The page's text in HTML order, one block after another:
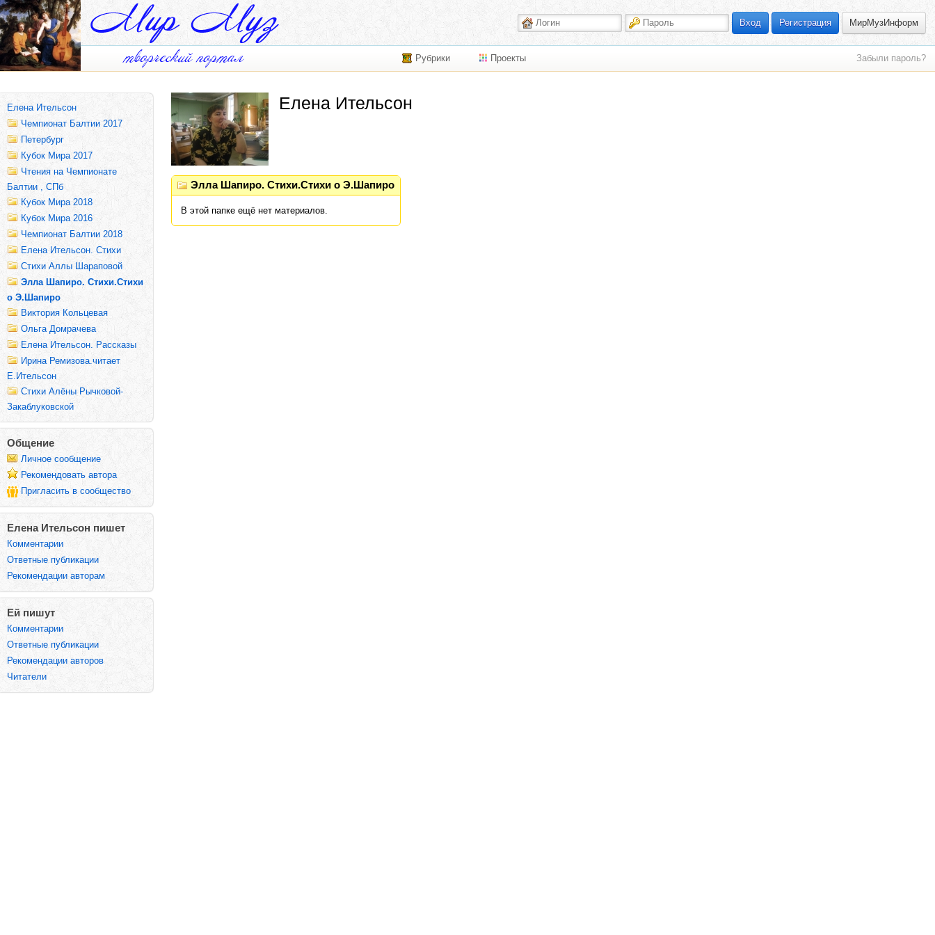
Вход Регистрация МирМузИнформ
Рубрики Проекты Забыли пароль?
Елена Ительсон
Чемпионат Балтии 2017
Петербург
Кубок Мира 2017
Чтения на Чемпионате
Балтии , СПб
Кубок Мира 2018
Кубок Мира 2016
Чемпионат Балтии 2018
Елена Ительсон. Стихи
Стихи Аллы Шараповой
Элла Шапиро. Стихи.Стихи
о Э.Шапиро
Виктория Кольцевая
Ольга Домрачева
Елена Ительсон. Рассказы
Ирина Ремизова.читает
Е.Ительсон
Стихи Алёны Рычковой-
Закаблуковской
Общение
Личное сообщение
Рекомендовать автора
Пригласить в сообщество
Елена Ительсон пишет
Комментарии
Ответные публикации
Рекомендации авторам
Ей пишут
Комментарии
Ответные публикации
Рекомендации авторов
Читатели
Елена Ительсон
Элла Шапиро. Стихи.Стихи о Э.Шапиро
В этой папке ещё нет материалов.